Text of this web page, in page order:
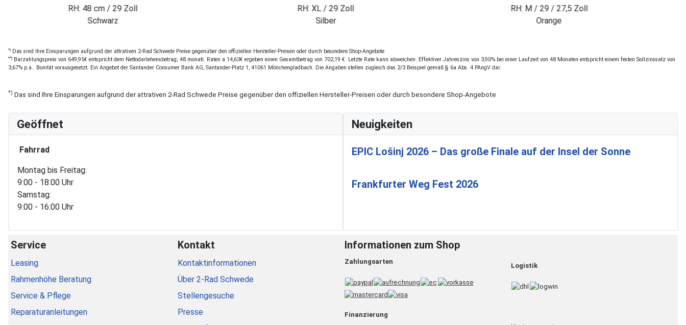
*) Das sind Ihre Einsparungen aufgrund der attrativen 2-Rad Schwede Preise gegenüber den offiziellen Hersteller-Preisen oder durch besondere Shop-Angebote
**) Barzahlungspreis von 649,95€ entspricht dem Nettodarlehensbetrag; 48 monatl. Raten a 14,63€ ergeben einen Gesamtbetrag von 702,19 €. Letzte Rate kann abweichen. Effektiver Jahreszins von 3,90% bei einer Laufzeit von 48 Monaten entspricht einem festen Sollzinssatz von
3,67% p.a.. Bonität vorausgesetzt. Ein Angebot der Santander Consumer Bank AG, Santander-Platz 1, 41061 Mönchengladbach. Die Angaben stellen zugleich das 2/3 Beispiel gemäß § 6a Abs. 4 PAngV dar.
*) Das sind Ihre Einsparungen aufgrund der attrativen 2-Rad Schwede Preise gegenüber den offiziellen Hersteller-Preisen oder durch besondere Shop-Angebote
Geöffnet
Fahrrad
Montag bis Freitag:
9:00 - 18:00 Uhr
Samstag:
9:00 - 16:00 Uhr
Neuigkeiten
EPIC Lošinj 2026 – Das große Finale auf der Insel der Sonne
Frankfurter Weg Fest 2026
Service
Leasing
Rahmenhöhe Beratung
Service & Pflege
Reparaturanleitungen
Kontakt
Kontaktinformationen
Über 2-Rad Schwede
Stellengesuche
Presse
Informationen zum Shop
Zahlungsarten
Finanzierung
Logistik